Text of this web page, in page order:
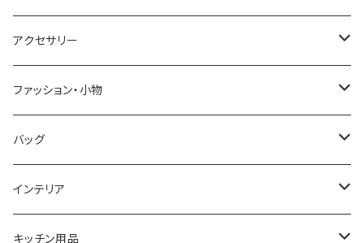
CASIO
GRANDEUR
COGU
GAGA MILANO
CACTUS
DANIEL WELLINGTON
LACOSTE
DIESEL
MICHAEL KORS
NO BRAND
SONNE
DUCT
TRANSNUMBER
SAAMA HOMME
ARNOLD PALMER
アクセサリー
GUCCI
TIFFANY&CO
FOLLI FOLLIE
POLICE
ファッション・小物
DAKS
栃木レザー
NIKE
バッグ
MANHATTAN PORTAGE
United HOMME
インテリア
CRYSTOCRAFT
キッチン用品